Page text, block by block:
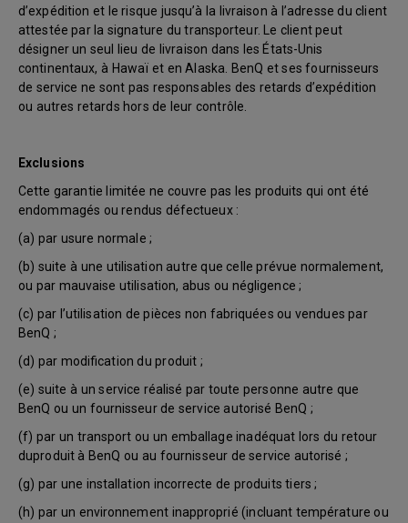
d’expédition et le risque jusqu’à la livraison à l’adresse du client
attestée par la signature du transporteur. Le client peut
désigner un seul lieu de livraison dans les États-Unis
continentaux, à Hawaï et en Alaska. BenQ et ses fournisseurs
de service ne sont pas responsables des retards d’expédition
ou autres retards hors de leur contrôle.
Exclusions
Cette garantie limitée ne couvre pas les produits qui ont été
endommagés ou rendus défectueux :
(a) par usure normale ;
(b) suite à une utilisation autre que celle prévue normalement,
ou par mauvaise utilisation, abus ou négligence ;
(c) par l’utilisation de pièces non fabriquées ou vendues par
BenQ ;
(d) par modification du produit ;
(e) suite à un service réalisé par toute personne autre que
BenQ ou un fournisseur de service autorisé BenQ ;
(f) par un transport ou un emballage inadéquat lors du retour
duproduit à BenQ ou au fournisseur de service autorisé ;
(g) par une installation incorrecte de produits tiers ;
(h) par un environnement inapproprié (incluant température ou